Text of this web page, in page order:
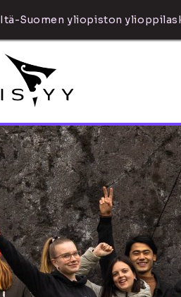
Itä-Suomen yliopiston